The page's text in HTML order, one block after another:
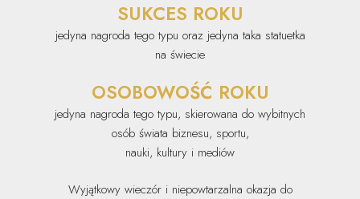
SUKCES ROKU
jedyna nagroda tego typu oraz jedyna taka statuetka
na świecie
OSOBOWOŚĆ ROKU
jedyna nagroda tego typu, skierowana do wybitnych
osób świata biznesu, sportu,
nauki, kultury i mediów
Wyjątkowy wieczór i niepowtarzalna okazja do